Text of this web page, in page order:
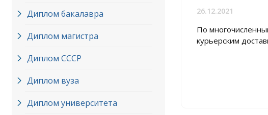
Диплом бакалавра
Диплом магистра
Диплом СССР
Диплом вуза
Диплом университета
26.12.2021
По
курьерским